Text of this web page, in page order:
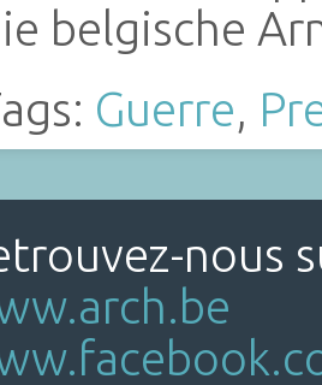
belgische
Guerre,
nous